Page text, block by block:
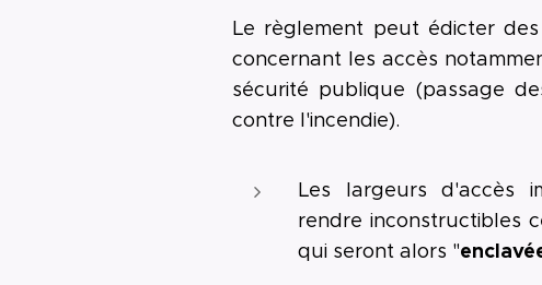
Le règlement peut édicter
concernant les accès
sécurité publique (passage
contre l'incendie).
Les largeurs d'accès
rendre inconstructibles
qui seront alors "